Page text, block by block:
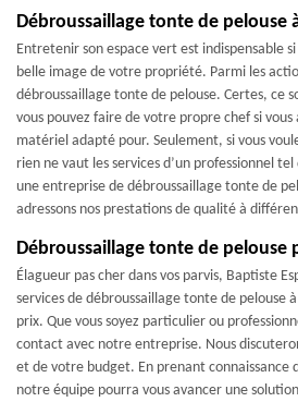
Débroussaillage tonte de pelouse
Entretenir son espace vert est indispensable
belle image de votre propriété. Parmi les
débroussaillage tonte de pelouse. Certes, ce
vous pouvez faire de votre propre chef si
matériel adapté pour. Seulement, si vous
rien ne vaut les services d’un professionnel
une entreprise de débroussaillage tonte de
adressons nos prestations de qualité à
Débroussaillage tonte de pelouse
Élagueur pas cher dans vos parvis, Baptiste
services de débroussaillage tonte de pelouse
prix. Que vous soyez particulier ou
contact avec notre entreprise. Nous
et de votre budget. En prenant connaissance
notre équipe pourra vous avancer une